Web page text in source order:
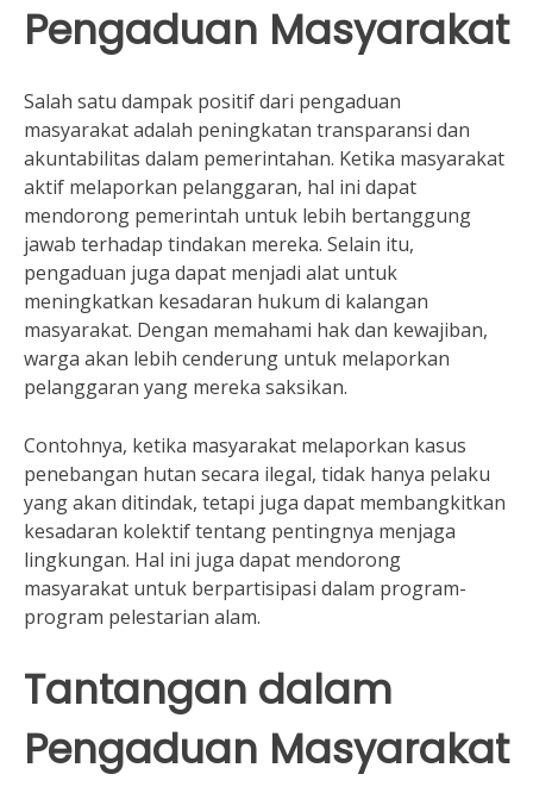
Pengaduan Masyarakat
Salah satu dampak positif dari pengaduan
masyarakat adalah peningkatan transparansi dan
akuntabilitas dalam pemerintahan. Ketika masyarakat
aktif melaporkan pelanggaran, hal ini dapat
mendorong pemerintah untuk lebih bertanggung
jawab terhadap tindakan mereka. Selain itu,
pengaduan juga dapat menjadi alat untuk
meningkatkan kesadaran hukum di kalangan
masyarakat. Dengan memahami hak dan kewajiban,
warga akan lebih cenderung untuk melaporkan
pelanggaran yang mereka saksikan.
Contohnya, ketika masyarakat melaporkan kasus
penebangan hutan secara ilegal, tidak hanya pelaku
yang akan ditindak, tetapi juga dapat membangkitkan
kesadaran kolektif tentang pentingnya menjaga
lingkungan. Hal ini juga dapat mendorong
masyarakat untuk berpartisipasi dalam program-
program pelestarian alam.
Tantangan dalam
Pengaduan Masyarakat